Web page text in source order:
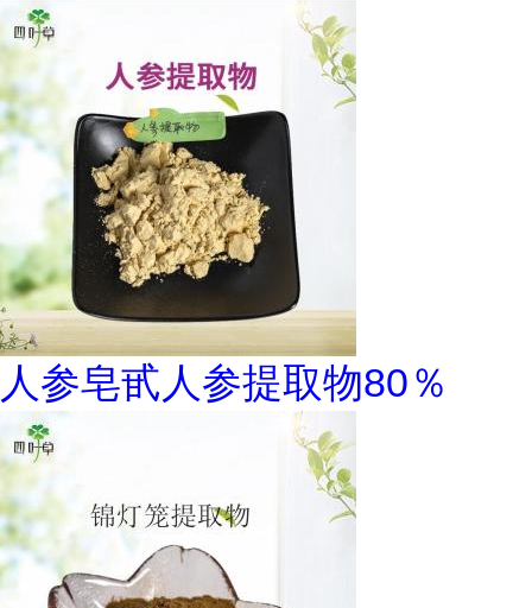
人参皂甙人参提取物80％